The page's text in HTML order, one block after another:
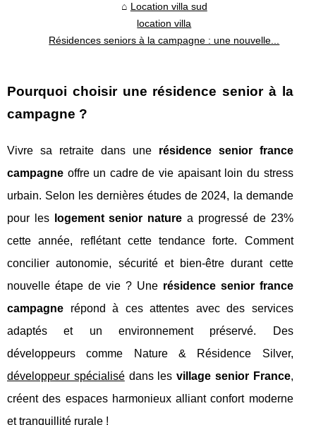
Location villa sud
location villa
Résidences seniors à la campagne : une nouvelle...
Pourquoi choisir une résidence senior à la
campagne ?
Vivre sa retraite dans une résidence senior france
campagne offre un cadre de vie apaisant loin du stress
urbain. Selon les dernières études de 2024, la demande
pour les
logement senior nature a progressé de 23%
cette année, reflétant cette tendance forte. Comment
concilier autonomie, sécurité et bien-être durant cette
nouvelle étape de vie ? Une résidence senior france
campagne répond à ces attentes avec des services
adaptés et un environnement préservé. Des
développeurs comme Nature & Résidence Silver,
développeur spécialisédans lesvillage senior France,
créent des espaces harmonieuxalliant confort moderne
et tranquillité rurale !